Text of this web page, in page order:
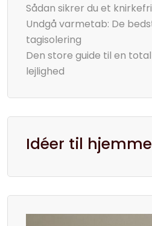
Sådan sikrer du et
Undgå varmetab: De
tagisolering
Den store guide til en
lejlighed
Idéer til